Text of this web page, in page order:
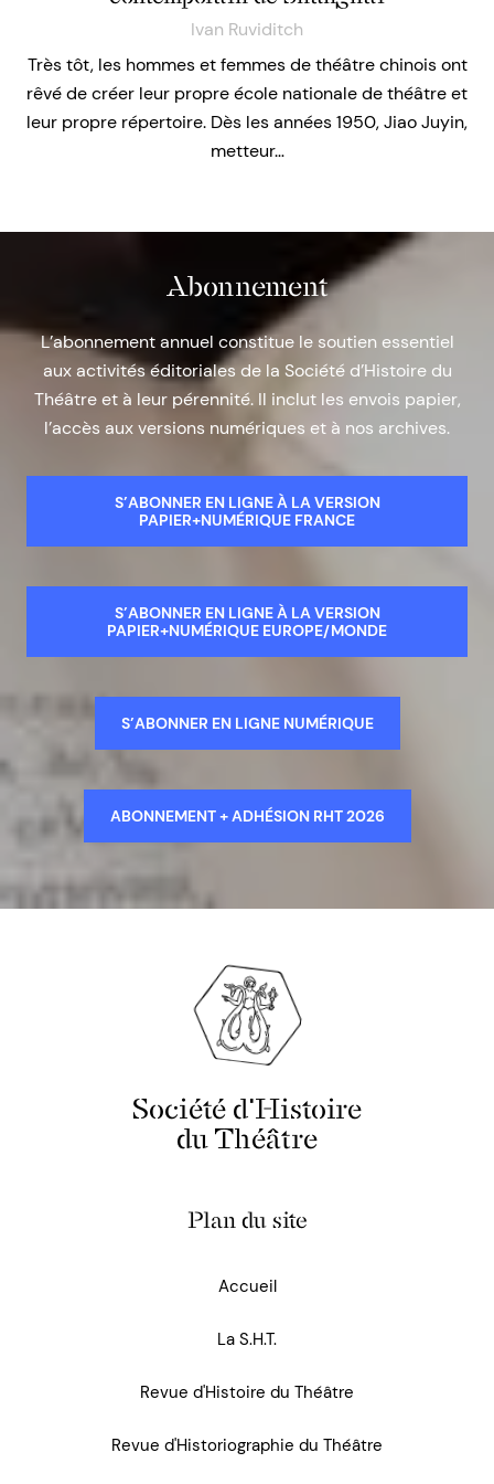
Ivan Ruviditch
Très tôt, les hommes et femmes de théâtre chinois ont
rêvé de créer leur propre école nationale de théâtre et
leur propre répertoire. Dès les années 1950, Jiao Juyin,
metteur…
Abonnement
L’abonnement annuel constitue le soutien essentiel
aux activités éditoriales de la Société d’Histoire du
Théâtre et à leur pérennité. Il inclut les envois papier,
l’accès aux versions numériques et à nos archives.
S’ABONNER EN LIGNE À LA VERSION
PAPIER+NUMÉRIQUE FRANCE
S’ABONNER EN LIGNE À LA VERSION
PAPIER+NUMÉRIQUE EUROPE/MONDE
S’ABONNER EN LIGNE NUMÉRIQUE
ABONNEMENT + ADHÉSION RHT 2026
Société d'Histoire
du Théâtre
Plan du site
Accueil
La S.H.T.
Revue d'Histoire du Théâtre
Revue d'Historiographie du Théâtre